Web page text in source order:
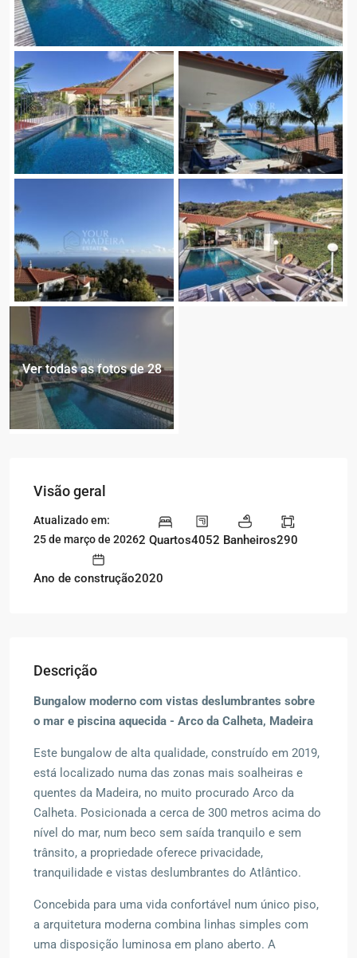
Ver todas as fotos de 28
Visão geral
Atualizado em:
25 de março de 20262 Quartos4052 Banheiros290
Ano de construção2020
Descrição
Bungalow moderno com vistas deslumbrantes sobre
o mar e piscina aquecida - Arco da Calheta, Madeira
Este bungalow de alta qualidade, construído em 2019,
está localizado numa das zonas mais soalheiras e
quentes da Madeira, no muito procurado Arco da
Calheta. Posicionada a cerca de 300 metros acima do
nível do mar, num beco sem saída tranquilo e sem
trânsito, a propriedade oferece privacidade,
tranquilidade e vistas deslumbrantes do Atlântico.
Concebida para uma vida confortável num único piso,
a arquitetura moderna combina linhas simples com
uma disposição luminosa em plano aberto. A